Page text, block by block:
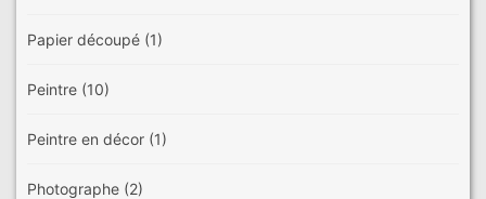
Papier découpé (1)
Peintre (10)
Peintre en décor (1)
Photographe (2)